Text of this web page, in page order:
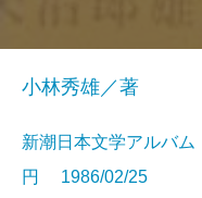
小林秀雄／著
新潮日本文学アルバ
円 1986/02/25